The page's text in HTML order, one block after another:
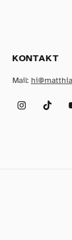
KONTAKT
Mail:
InstagramTikTok